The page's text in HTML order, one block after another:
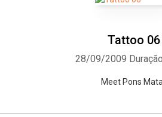
Tattoo 06
28/09/2009
Meet Pons Matal.